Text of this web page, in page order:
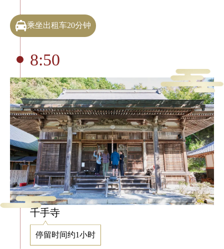
乘坐出租车20分钟
8:50
千手寺
停留时间约1小时